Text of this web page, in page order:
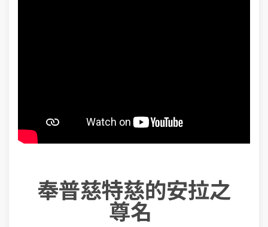
奉普慈特慈的安拉之
尊名